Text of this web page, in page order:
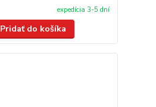
expedícia 3-5 dní
Pridať do košíka